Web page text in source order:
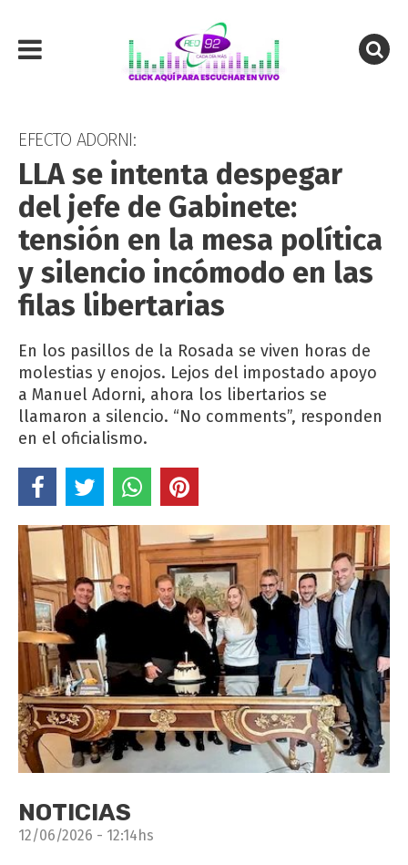
EFECTO ADORNI:
LLA se intenta despegar
del jefe de Gabinete:
tensión en la mesa política
y silencio incómodo en las
filas libertarias
En los pasillos de la Rosada se viven horas de
molestias y enojos. Lejos del impostado apoyo
a Manuel Adorni, ahora los libertarios se
llamaron a silencio. “No comments”, responden
en el oficialismo.
NOTICIAS
12/06/2026 - 12:14hs